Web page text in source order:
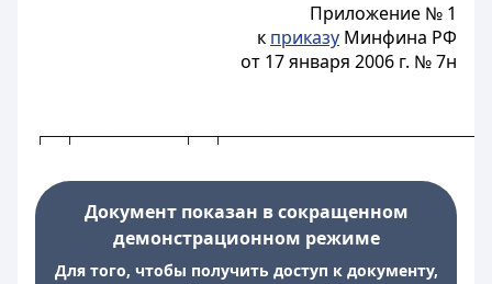
Приложение № 1
к приказу Минфина РФ
от 17 января 2006 г. № 7н
Документ показан в сокращенном
демонстрационном режиме
Для того, чтобы получить доступ к документу,